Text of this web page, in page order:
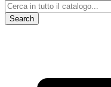
Search